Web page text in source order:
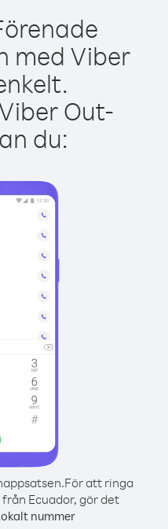
med Viber
Out-
du:
För att ringa
Ecuador, gör det
nummer